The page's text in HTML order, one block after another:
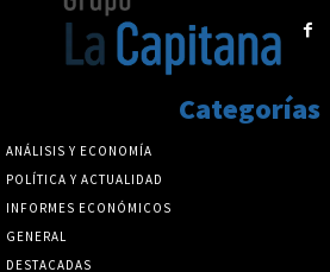
Categorías
ANÁLISIS Y ECONOMÍA
POLÍTICA Y ACTUALIDAD
INFORMES ECONÓMICOS
GENERAL
DESTACADAS